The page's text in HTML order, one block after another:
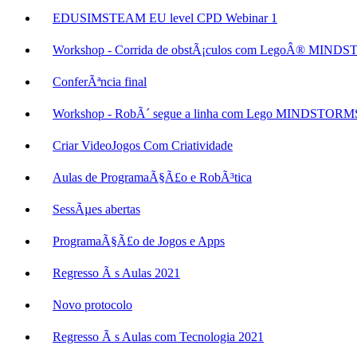
EDUSIMSTEAM EU level CPD Webinar 1
Workshop - Corrida de obstÃ¡culos com LegoÂ®
ConferÃªncia final
Workshop - RobÃ´ segue a linha com Lego
Criar VideoJogos Com Criatividade
Aulas de ProgramaÃ§Ã£o e RobÃ³tica
SessÃµes abertas
ProgramaÃ§Ã£o de Jogos e Apps
Regresso Ã s Aulas 2021
Novo protocolo
Regresso Ã s Aulas com Tecnologia 2021